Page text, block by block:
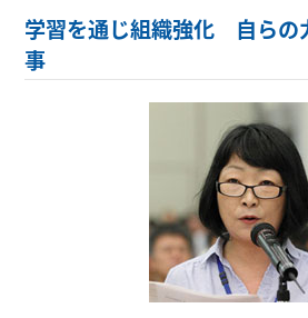
学習を通じ組織強化 自らの
事